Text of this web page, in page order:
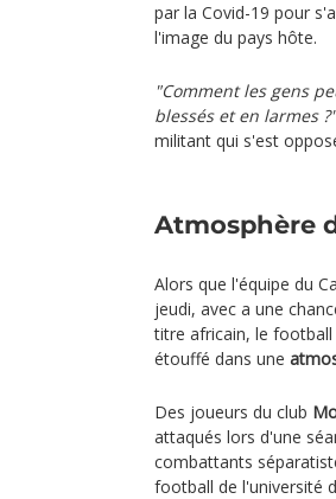
par la Covid-19 pour
l'image du pays hôte.
"Comment les gens
blessés et en larmes ?"
militant qui s'est
Atmosphère
Alors que l'équipe du
jeudi, avec a une
titre africain, le
étouffé dans une
Des joueurs du club
attaqués lors d'une
combattants
football de l'université